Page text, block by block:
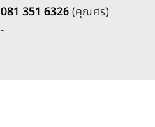
081 351 6326(คุณศร)
-